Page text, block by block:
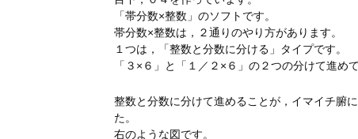
「帯分数×整数」のソフトです。
帯分数×整数は，２通りのやり方があります。
１つは，「整数と分数に分ける」タイプです。
「３×６」と「１／２×６」の２つの分けて進め
整数と分数に分けて進めることが，イマイチ腑
た。
右のような図です。